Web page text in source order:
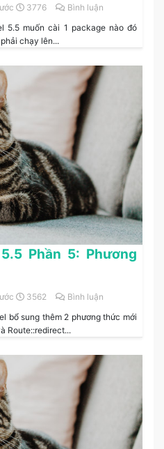
3776
Bình luận
5.5 muốn cài 1 package nào đó
chạy lên...
Phần 5: Phương
3562
Bình luận
bổ sung thêm 2 phương thức mới
Route::redirect...